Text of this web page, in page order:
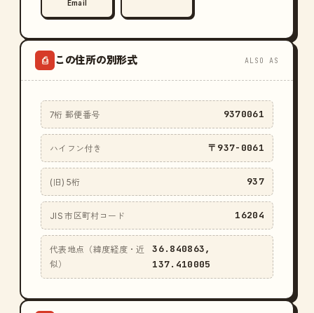
Email
⎙ この住所の別形式 ALSO AS
7桁 郵便番号 9370061
ハイフン付き 〒937-0061
(旧) 5桁 937
JIS 市区町村コード 16204
代表地点（緯度経度・近
似）
36.840863,
137.410005